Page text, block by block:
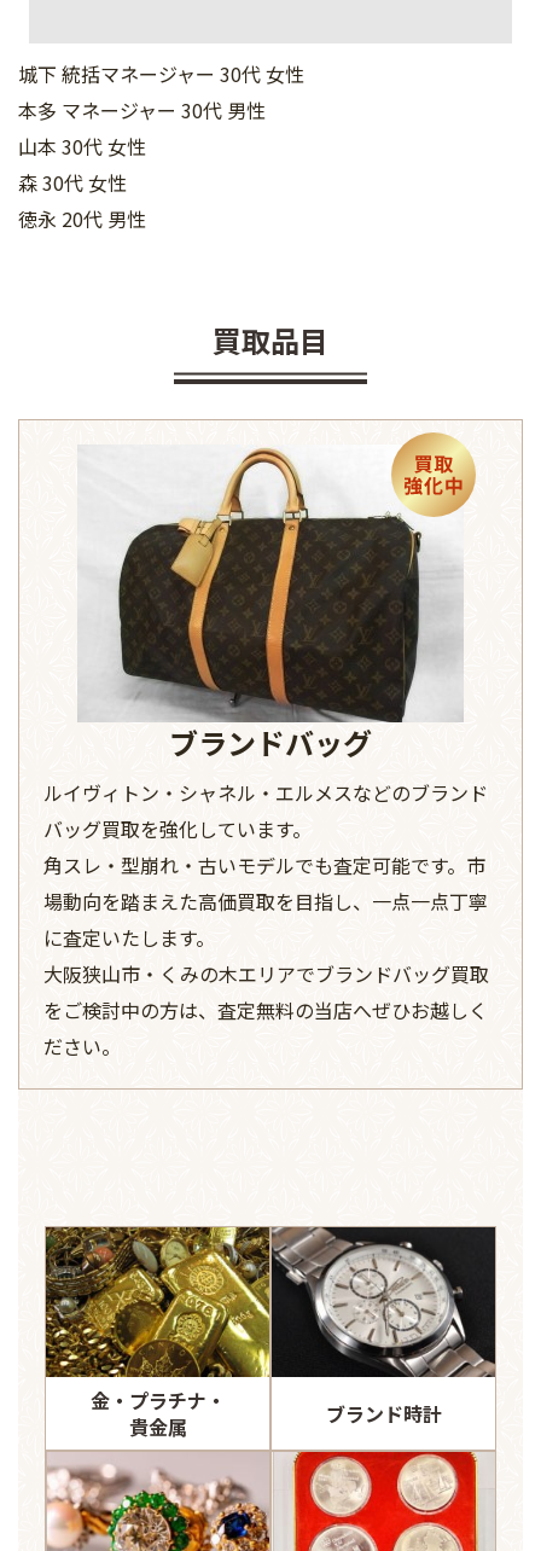
城下 統括マネージャー 30代 女性
本多 マネージャー 30代 男性
山本 30代 女性
森 30代 女性
徳永 20代 男性
買取品目
ブランドバッグ
ルイヴィトン・シャネル・エルメスなどのブランド
バッグ買取を強化しています。
角スレ・型崩れ・古いモデルでも査定可能です。市
場動向を踏まえた高価買取を目指し、一点一点丁寧
に査定いたします。
大阪狭山市・くみの木エリアでブランドバッグ買取
をご検討中の方は、査定無料の当店へぜひお越しく
ださい。
金・プラチナ・
貴金属
ブランド時計